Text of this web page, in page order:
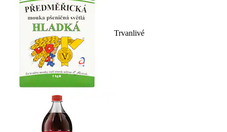
Trvanlivé